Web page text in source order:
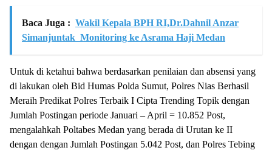
Baca Juga : Wakil Kepala BPH RI,Dr.Dahnil Anzar
Simanjuntak Monitoring ke Asrama Haji Medan
Untuk di ketahui bahwa berdasarkan penilaian dan absensi yang
di lakukan oleh Bid Humas Polda Sumut, Polres Nias Berhasil
Meraih Predikat Polres Terbaik I Cipta Trending Topik dengan
Jumlah Postingan periode Januari – April = 10.852 Post,
mengalahkah Poltabes Medan yang berada di Urutan ke II
dengan dengan Jumlah Postingan 5.042 Post, dan Polres Tebing